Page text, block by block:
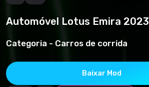
Automóvel Lotus Emira 2023
Categoria - Carros de corrida
Baixar Mod
Denunciar